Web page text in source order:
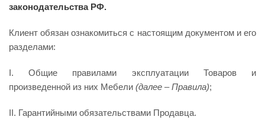
законодательства РФ.
Клиент обязан ознакомиться с настоящим документом и его
разделами:
I. Общие правилами эксплуатации Товаров и
произведенной из них Мебели (далее – Правила);
II. Гарантийными обязательствами Продавца.